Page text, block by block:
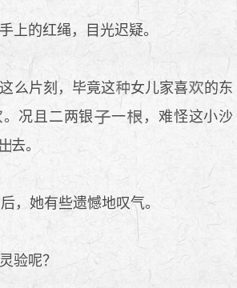
上的红绳，目光迟疑。
么片刻，毕竟这 女儿家喜
的东
。况且二两银 一
，难怪这小沙
去。
，她有些遗憾地叹气。
验呢？